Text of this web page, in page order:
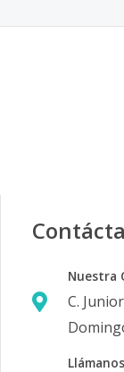
Nuestra
C.
Llámanos